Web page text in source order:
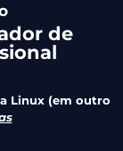
de
Linux (em outro